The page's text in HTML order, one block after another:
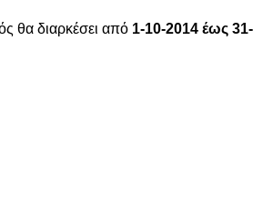
θα διαρκέσει από 1-10-2014 έως 31-